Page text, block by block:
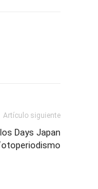
Artículo siguiente
Days Japan